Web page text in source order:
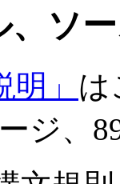
ソ
」 は
ジ、